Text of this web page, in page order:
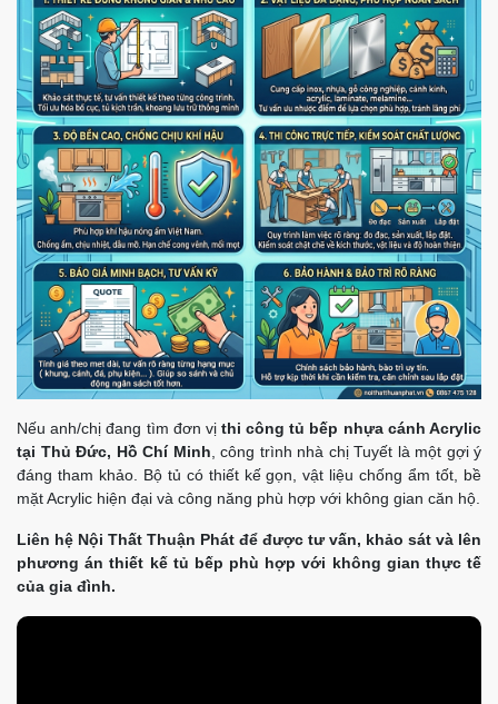
Nếu anh/chị đang tìm đơn vị thi công tủ bếp nhựa cánh Acrylic
tại Thủ Đức, Hồ Chí Minh , công trình nhà chị Tuyết là một gợi ý
đáng tham khảo. Bộ tủ có thiết kế gọn, vật liệu chống ẩm tốt, bề
mặt Acrylic hiện đại và công năng phù hợp với không gian căn hộ.
Liên hệ Nội Thất Thuận Phát để được tư vấn, khảo sát và lên
phương án thiết kế tủ bếp phù hợp với không gian thực tế
của gia đình.